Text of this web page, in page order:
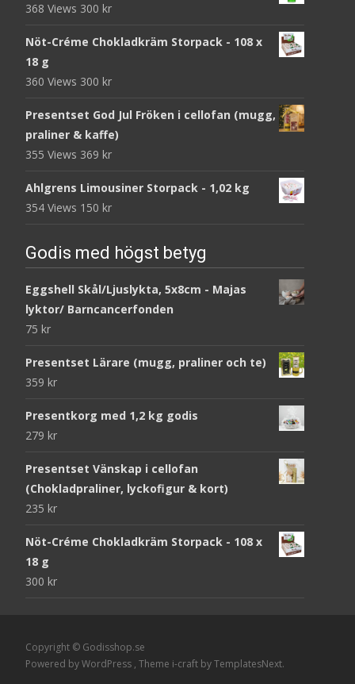
368 Views 300 kr
Nöt-Créme Chokladkräm Storpack - 108 x
18 g
360 Views 300 kr
Presentset God Jul Fröken i cellofan (mugg,
praliner & kaffe)
355 Views 369 kr
Ahlgrens Limousiner Storpack - 1,02 kg
354 Views 150 kr
Godis med högst betyg
Eggshell Skål/Ljuslykta, 5x8cm - Majas
lyktor/ Barncancerfonden
75 kr
Presentset Lärare (mugg, praliner och te)
359 kr
Presentkorg med 1,2 kg godis
279 kr
Presentset Vänskap i cellofan
(Chokladpraliner, lyckofigur & kort)
235 kr
Nöt-Créme Chokladkräm Storpack - 108 x
18 g
300 kr
Copyright © Godisshop.se
Powered by WordPress , Theme i-craft by TemplatesNext.